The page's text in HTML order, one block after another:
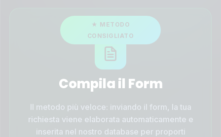
Compila il Form
Il metodo più veloce: inviando il form, la tua
richiesta viene elaborata automaticamente e
inserita nel nostro database per proporti